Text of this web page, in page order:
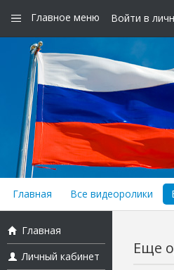
Главное меню Войти в
Главная Все видеоролики
Главная
Личный кабинет
Еще